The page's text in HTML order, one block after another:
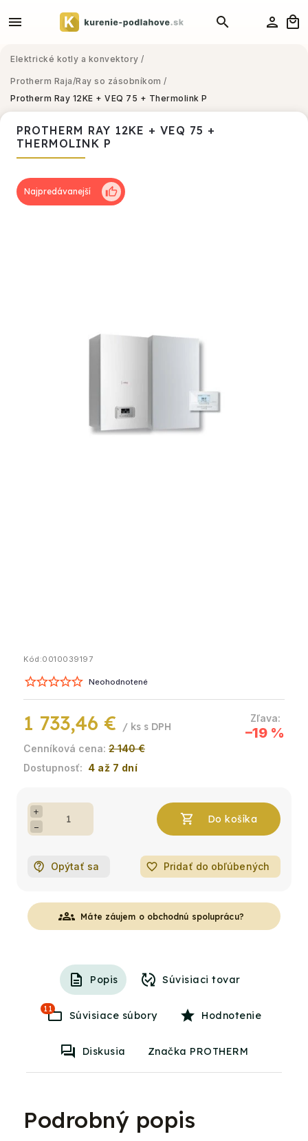
Elektrické kotly a konvektory /
Protherm Raja/Ray so zásobníkom /
Protherm Ray 12KE + VEQ 75 + Thermolink P
PROTHERM RAY 12KE + VEQ 75 +
THERMOLINK P
Kód:0010039197
Neohodnotené
2 140 €
–19 %
1 733,46 € / ks
4 až 7 dní
+
−
Opýtať sa favorite_border Pridať do obľúbených
groups Máte záujem o obchodnú spoluprácu?
Popis Súvisiaci tovar
11
Súvisiace súbory Hodnotenie
Diskusia Značka PROTHERM
Podrobný popis